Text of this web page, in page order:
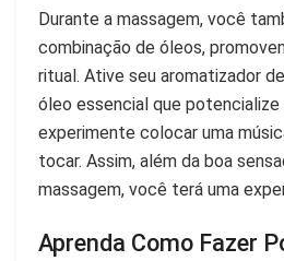
Durante a massagem, você
combinação de óleos,
ritual. Ative seu aromatizador
óleo essencial que
experimente colocar uma
tocar. Assim, além da boa
massagem, você terá uma
Aprenda Como Fazer